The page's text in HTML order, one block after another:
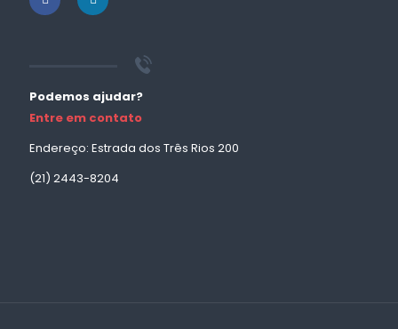
Podemos ajudar?
Entre em contato
Endereço: Estrada dos Três Rios 200
(21) 2443-8204